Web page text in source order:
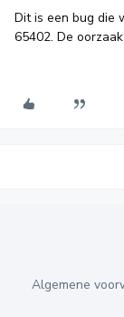
Dit is een bug die
65402. De
Algemene